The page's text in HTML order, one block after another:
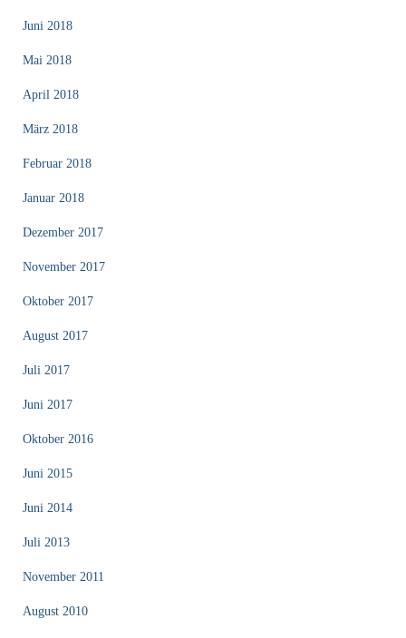
Juni 2018
Mai 2018
April 2018
März 2018
Februar 2018
Januar 2018
Dezember 2017
November 2017
Oktober 2017
August 2017
Juli 2017
Juni 2017
Oktober 2016
Juni 2015
Juni 2014
Juli 2013
November 2011
August 2010